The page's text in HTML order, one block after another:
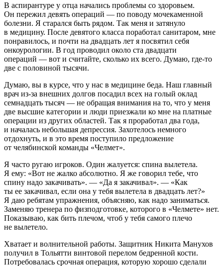
В аспирантуре у отца начались проблемы со здоровьем.
Он пережил девять операций — по поводу мочекаменной
болезни. Я старался быть рядом. Так меня и затянуло
в медицину. После девятого класса поработал санитаром, мне
понравилось, и почти на двадцать лет я посвятил себя
онкоурологии. В год проводил около ста двадцати
операций — вот и считайте, сколько их всего. Думаю, где-то
две с половиной тысячи.
Думаю, вы в курсе, что у нас в медицине беда. Наш главный
врач из-за внешних долгов посадил всех на голый оклад
семнадцать тысяч — не обращая внимания на то, что у меня
две высшие категории и люди приезжали ко мне на платные
операции из других областей. Так я проработал два года,
и началась небольшая депрессия. Захотелось немного
отдохнуть, и в это время поступило предложение
от челябинской команды «Челмет».
Я часто ругаю игроков. Один жалуется: спина вылетела.
Я ему: «Вот не жалко абсолютно. Я же говорил тебе, что
спину надо закачивать». — «Да я закачивал». — «Как
ты ее закачивал, если она у тебя вылетела в двадцать лет?»
Я даю ребятам упражнения, объясняю, как надо заниматься.
Заменяю тренера по физподготовке, которого в «Челмете» нет.
Показываю, как бить плечом, чтоб у тебя самого плечо
не вылетело.
Хватает и волнительной работы. Защитник Никита Манухов
получил в Тольятти винтовой перелом бедренной кости.
Потребовалась срочная операция, которую хорошо сделали